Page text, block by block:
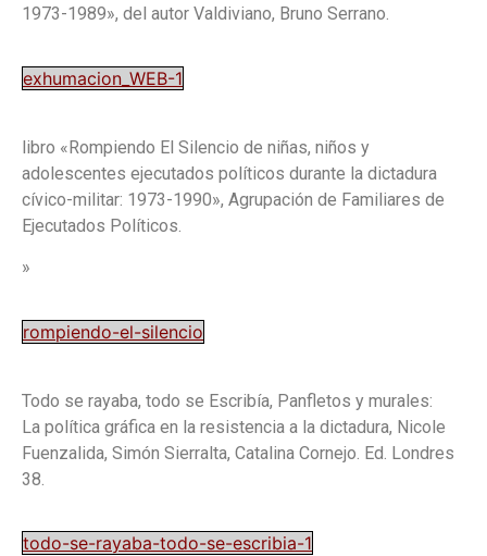
1973-1989», del autor Valdiviano, Bruno Serrano.
exhumacion_WEB-1
libro «Rompiendo El Silencio de niñas, niños y
adolescentes ejecutados políticos durante la dictadura
cívico-militar: 1973-1990», Agrupación de Familiares de
Ejecutados Políticos.
»
rompiendo-el-silencio
Todo se rayaba, todo se Escribía, Panfletos y murales:
La política gráfica en la resistencia a la dictadura, Nicole
Fuenzalida, Simón Sierralta, Catalina Cornejo. Ed. Londres
38.
todo-se-rayaba-todo-se-escribia-1